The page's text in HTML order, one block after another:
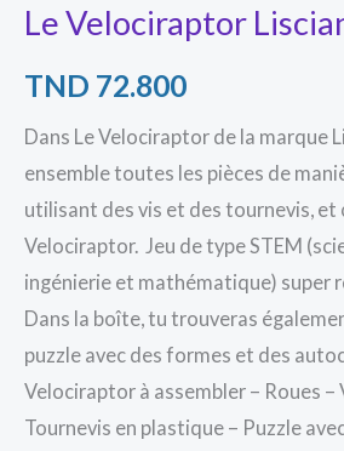
Le Velociraptor
TND 72.800
Dans Le Velociraptor de la marque
ensemble toutes les pièces de
utilisant des vis et des tournevis,
Velociraptor. Jeu de type STEM
ingénierie et mathématique) super
Dans la boîte, tu trouveras
puzzle avec des formes et des
Velociraptor à assembler – Roues –
Tournevis en plastique – Puzzle